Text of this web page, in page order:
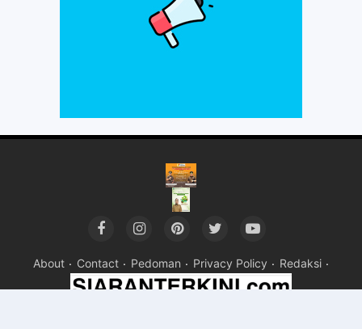
About Contact Pedoman Privacy Policy Redaksi